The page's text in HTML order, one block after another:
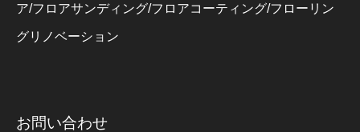
ア/フロアサンディング/フロアコーティング/フローリン
グリノベーション
お問い合わせ